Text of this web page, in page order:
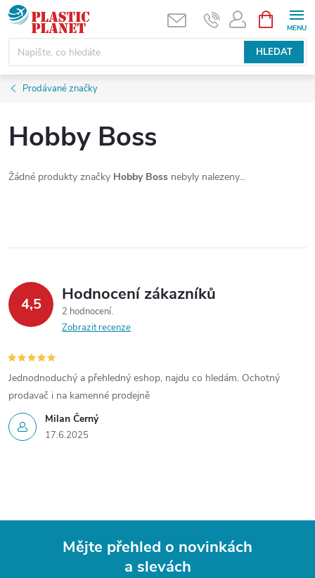
Přejít
na
obsah
HLEDAT
NÁKUPNÍ
KOŠÍK
Prodávané značky
Hobby Boss
Žádné produkty značky Hobby Boss nebyly nalezeny...
4,5 Hodnocení zákazníků
2 hodnocení
Zobrazit recenze
Milan Černý
17.6.2025
Jednodnoduchý a přehledný eshop, najdu co hledám. Ochotný
prodavač i na kamenné prodejně
Mějte přehled o novinkách
a slevách